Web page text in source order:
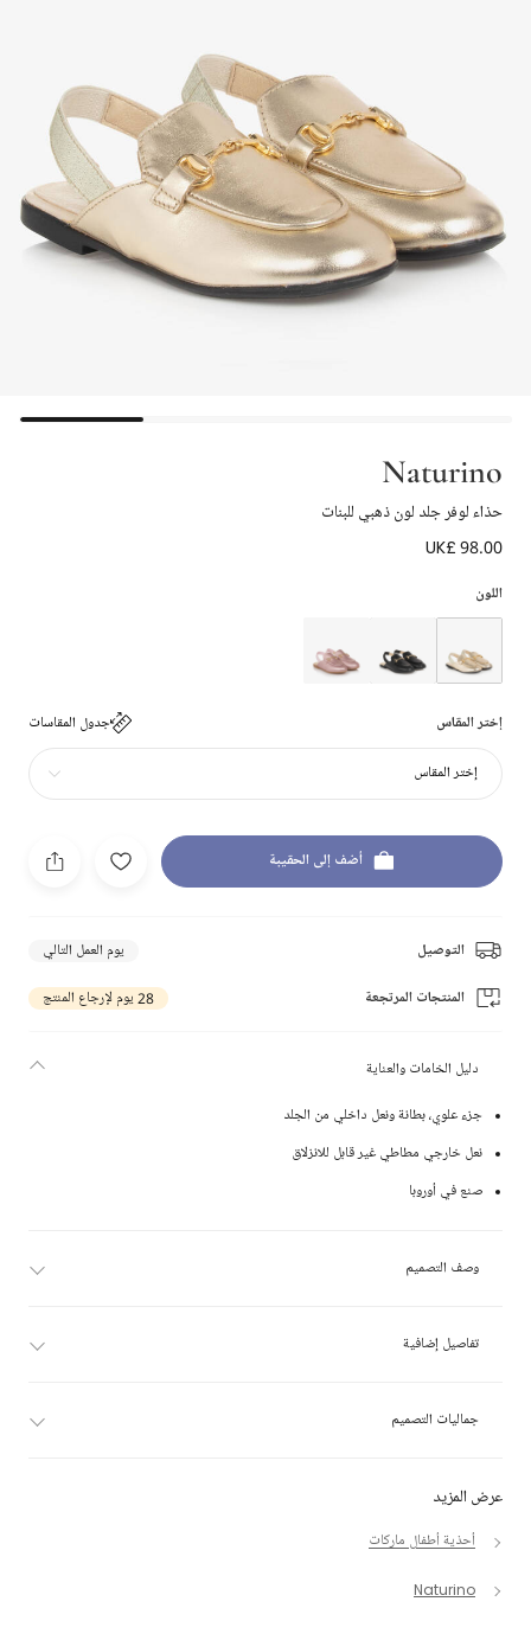
Naturino
حذاء لوفر جلد لون ذهبي للبنات
UK£ 98.00
اللون
إختر المقاس جدول المقاسات
إختر المقاس
أضف إلى الحقيبة
التوصيل يوم العمل التالي
المنتجات المرتجعة 28 يوم لإرجاع المنتج
عرض المزيد
أحذية أطفال ماركات
Naturino
دليل الخامات والعناية
جزء علوي، بطانة ونعل داخلي من الجلد
نعل خارجي مطاطي غير قابل للانزلاق
صنع في أوروبا
وصف التصميم
تفاصيل إضافية
جماليات التصميم